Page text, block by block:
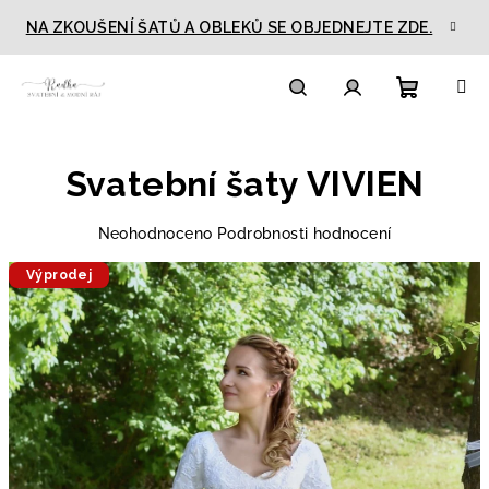
obsah
NA ZKOUŠENÍ ŠATŮ A OBLEKŮ SE OBJEDNEJTE ZDE.
košík
r
a
n
n
í
p
a
n
Svatební šaty VIVIEN
Průměrné
produktu
je
0,0
z
5
hvězdiček.
Neohodnoceno Podrobnosti hodnocení
Výprodej